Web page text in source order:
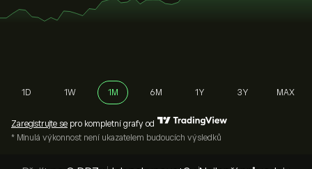
1D 1W 1M 6M 1Y 3Y MAX
Zaregistrujte se pro kompletní grafy od
* Minulá výkonnost není ukazatelem budoucích výsledků